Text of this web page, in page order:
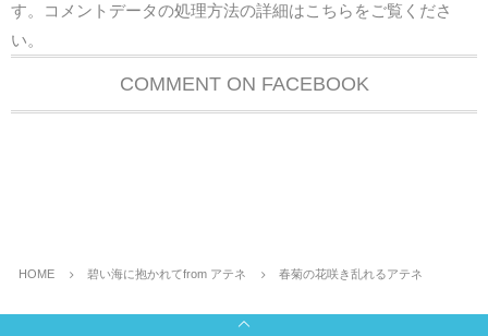
す。
コメントデータの処理方法の詳細はこちらをご覧くださ
い。
COMMENT ON FACEBOOK
HOME 碧い海に抱かれてfrom アテネ 春菊の花咲き乱れるアテネ